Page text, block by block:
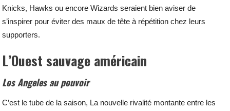
Knicks, Hawks ou encore Wizards seraient bien aviser de
s’inspirer pour éviter des maux de tête à répétition chez leurs
supporters.
L’Ouest sauvage américain
Los Angeles au pouvoir
C’est le tube de la saison, La nouvelle rivalité montante entre les